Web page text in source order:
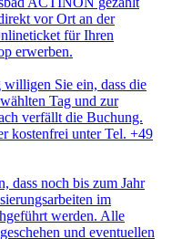
vor Ort an der
für Ihren
erwerben.
Sie ein, dass die
Tag und zur
verfällt die Buchung.
kostenfrei unter Tel. +49
dass noch bis zum Jahr
im
werden. Alle
und eventuellen